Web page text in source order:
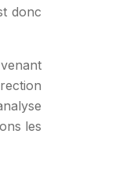
donc
les